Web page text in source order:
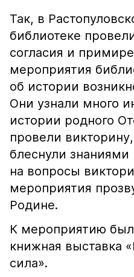
Так, в
библиотеке
согласия и
мероприятия
об истории
Они узнали много
истории родного
провели
блеснули знаниями
на вопросы
мероприятия
Родине.
К мероприятию
книжная выставка
сила».